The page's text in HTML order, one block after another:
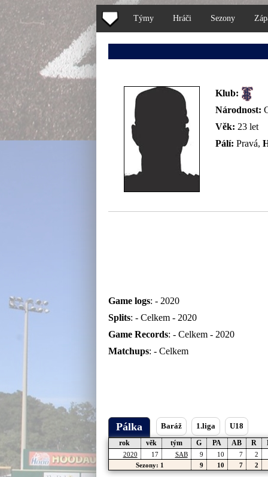
Týmy Hráči Sezony
Klub:
Národnost:
Věk: 23 let
Pálí: Pravá,
Game logs: - 2020
Splits: - Celkem- 2020
Game Records: - Celkem- 2020
Matchups: - Celkem
Pálka Baráž 1.liga
U18
rok
věk tým G PA AB R
2020 17 SAB 9 10 7
2
Sezony: 1
9 10 7 2